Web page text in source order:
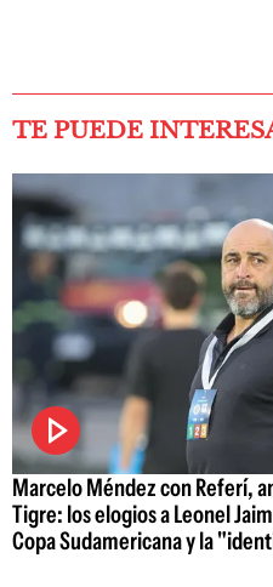
TE PUEDE
Marcelo Méndez con Referí,
Tigre: los elogios a Leonel
Copa Sudamericana y la